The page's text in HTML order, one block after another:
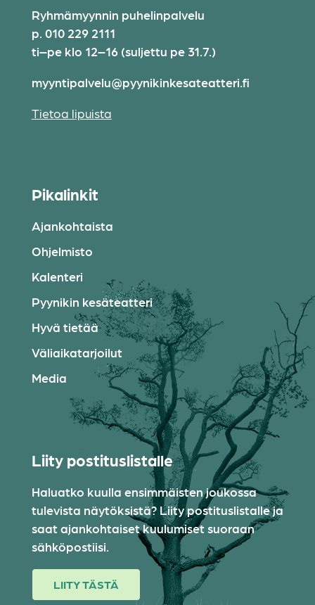
Ryhmämyynnin puhelinpalvelu
p. 010 229 2111
ti–pe klo 12–16 (suljettu pe 31.7.)
myyntipalvelu@pyynikinkesateatteri.fi
Tietoa lipuista
Pikalinkit
Ajankohtaista
Ohjelmisto
Kalenteri
Pyynikin kesäteatteri
Hyvä tietää
Väliaikatarjoilut
Media
Liity postituslistalle
Haluatko kuulla ensimmäisten joukossa
tulevista näytöksistä? Liity postituslistalle ja
saat ajankohtaiset kuulumiset suoraan
sähköpostiisi.
LIITY TÄSTÄ